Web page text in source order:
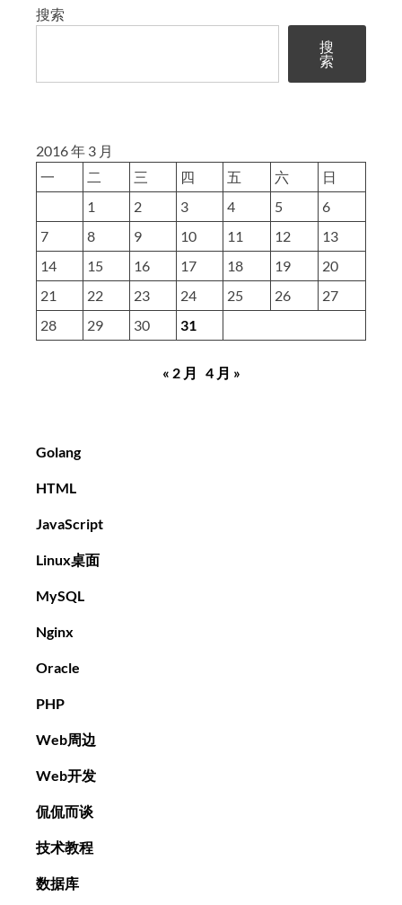
参
搜索
搜
索
2016 年 3 月
一
二 三 四 五 六
日
1
2 3 4 5
6
7
8 9 10 11 12
13
14
15 16 17 18 19
20
21
22 23 24 25 26
27
28
29 30 31
« 2 月 4 月 »
Golang
HTML
JavaScript
Linux桌面
MySQL
Nginx
Oracle
PHP
Web周边
Web开发
侃侃而谈
技术教程
数据库